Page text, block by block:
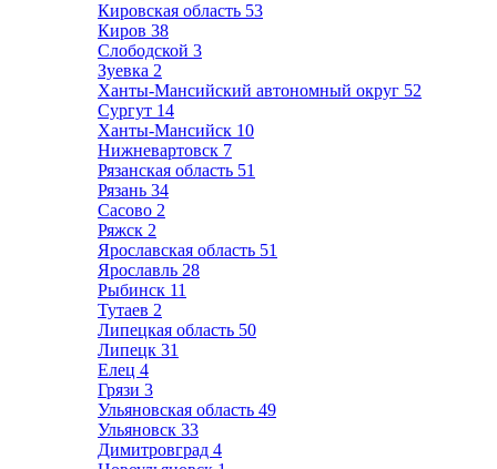
Кировская область 53
Киров 38
Слободской 3
Зуевка 2
Ханты-Мансийский автономный округ 52
Сургут 14
Ханты-Мансийск 10
Нижневартовск 7
Рязанская область 51
Рязань 34
Сасово 2
Ряжск 2
Ярославская область 51
Ярославль 28
Рыбинск 11
Тутаев 2
Липецкая область 50
Липецк 31
Елец 4
Грязи 3
Ульяновская область 49
Ульяновск 33
Димитровград 4